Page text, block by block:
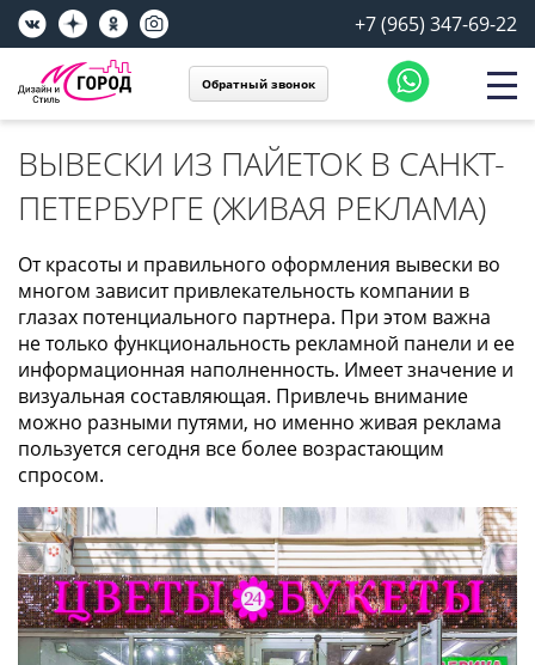
+7 (965) 347-69-22
Обратный звонок
ВЫВЕСКИ ИЗ ПАЙЕТОК В САНКТ-
ПЕТЕРБУРГЕ (ЖИВАЯ РЕКЛАМА)
От красоты и правильного оформления вывески во
многом зависит привлекательность компании в
глазах потенциального партнера. При этом важна
не только функциональность рекламной панели и ее
информационная наполненность. Имеет значение и
визуальная составляющая. Привлечь внимание
можно разными путями, но именно живая реклама
пользуется сегодня все более возрастающим
спросом.